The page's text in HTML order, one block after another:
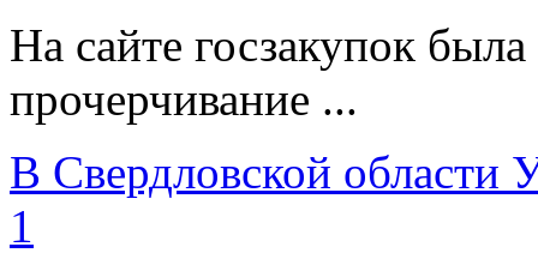
На сайте госзакупок
прочерчивание ...
В Свердловской области
1